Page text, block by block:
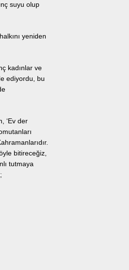
suyu olup
yeniden
kadınlar ve
ediyordu, bu
‘Ev der
bitireceğiz,
tutmaya